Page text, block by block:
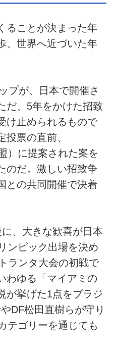
ることが決まった年
、世界へ近づいた年
プが、日本で開催さ
だ、5年をかけた招致
け止められるもので
票の直前、
）に提案された案を
のだ。激しい招致争
との共同開催で決着
、大きな歓喜が日本
ンピック出場を決め
ランタ大会の初戦で
わゆる「マイアミの
が挙げた1点をブラジ
DF松田直樹らが守り
テゴリーを通じても